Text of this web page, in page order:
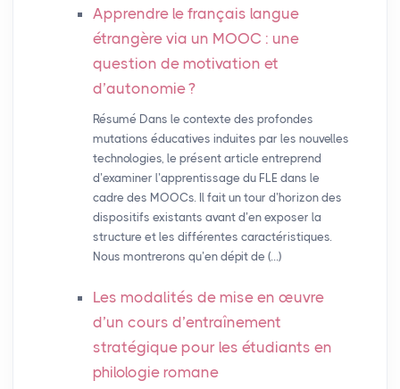
Apprendre le français langue
étrangère via un MOOC : une
question de motivation et
d’autonomie?
Résumé Dans le contexte des profondes
mutations éducatives induites par les nouvelles
technologies, le présent article entreprend
d’examiner l’apprentissage du FLE dans le
cadre des MOOCs. Il fait un tour d’horizon des
dispositifs existants avant d’en exposer la
structure et les différentes caractéristiques.
Nous montrerons qu’en dépit de (…)
Les modalités de mise en œuvre
d’un cours d’entraînement
stratégique pour les étudiants en
philologie romane